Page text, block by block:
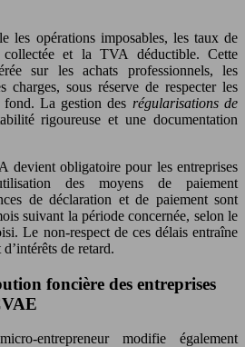
les opérations imposables, les taux de
et la TVA déductible. Cette
sur les achats professionnels, les
charges, sous réserve de respecter les
La gestion des régularisations de
rigoureuse et une documentation
devient obligatoire pour les entreprises
des moyens de paiement
de déclaration et de paiement sont
suivant la période concernée, selon le
Le non-respect de ces délais entraîne
de retard.
foncière des entreprises
entrepreneur modifie également